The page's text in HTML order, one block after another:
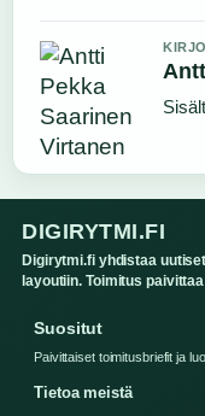
DIGIRYTMI.FI
Digirytmi.fi yhdistaa
layoutiin. Toimitus
Suositut
Paivittaiset toimitusbriefit ja
Tietoa meistä